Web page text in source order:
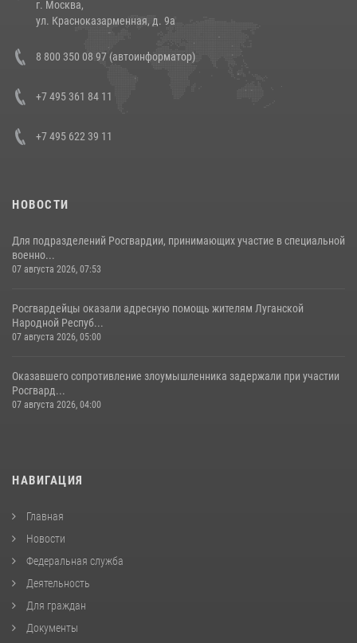
14 июля 2026, 12:20
В Росгвардии прошла военно-научная конференция по обобщению
боевого опыта
г. Москва,
ул. Красноказарменная, д. 9а
8 800 350 08 97 (автоинформатор)
+7 495 361 84 11
+7 495 622 39 11
НОВОСТИ
Для подразделений Росгвардии, принимающих участие в специальной
военно...
07 августа 2026, 07:53
Росгвардейцы оказали адресную помощь жителям Луганской
Народной Респуб...
07 августа 2026, 05:00
Оказавшего сопротивление злоумышленника задержали при участии
Росгвард...
07 августа 2026, 04:00
НАВИГАЦИЯ
Главная
Новости
Федеральная служба
Деятельность
Для граждан
Документы